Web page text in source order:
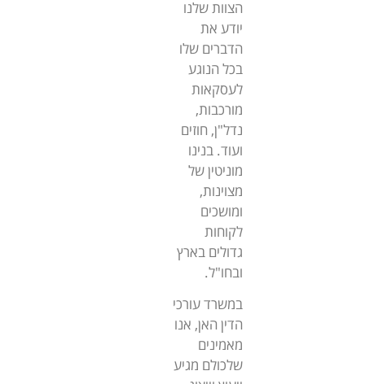
הצוות שלנו
יודע את
הדברים שלו
בכל הנוגע
לעסקאות
מורכבות,
נדל"ן, חוזים
ועוד. בנינו
מוניטין של
מצוינות,
ומושכים
לקוחות
גדולים בארץ
ובחו"ל.
במשרד עורכי
הדין האן, אנו
מאמינים
שלכולם מגיע